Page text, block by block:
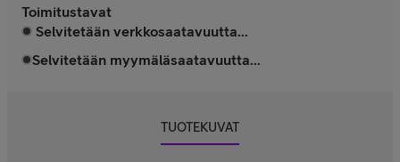
Toimitustavat
Selvitetään verkkosaatavuutta...
Selvitetään myymäläsaatavuutta...
TUOTEKUVAT